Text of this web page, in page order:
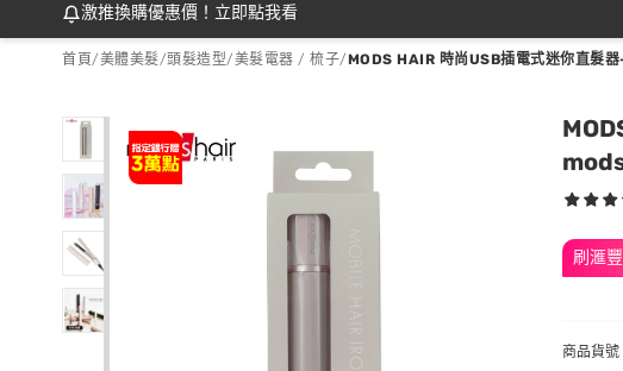
激推換購優惠價！立即點我看
首頁/美體美髮/頭髮造型/美髮電器 / 梳子/MODS HAIR 時尚USB插電式迷你直髮
刷滙
商品貨號